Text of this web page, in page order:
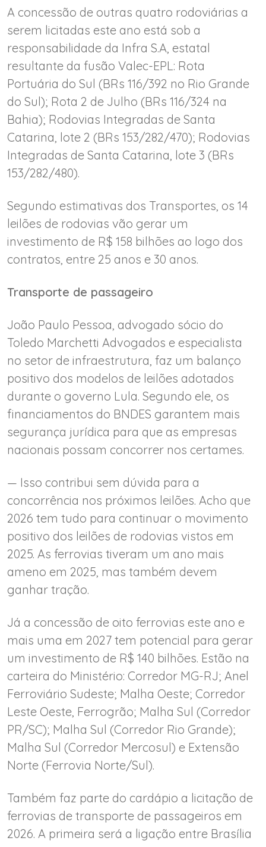
A concessão de outras quatro rodoviárias a
serem licitadas este ano está sob a
responsabilidade da Infra S.A, estatal
resultante da fusão Valec-EPL: Rota
Portuária do Sul (BRs 116/392 no Rio Grande
do Sul); Rota 2 de Julho (BRs 116/324 na
Bahia); Rodovias Integradas de Santa
Catarina, lote 2 (BRs 153/282/470); Rodovias
Integradas de Santa Catarina, lote 3 (BRs
153/282/480).
Segundo estimativas dos Transportes, os 14
leilões de rodovias vão gerar um
investimento de R$ 158 bilhões ao logo dos
contratos, entre 25 anos e 30 anos.
Transporte de passageiro
João Paulo Pessoa, advogado sócio do
Toledo Marchetti Advogados e especialista
no setor de infraestrutura, faz um balanço
positivo dos modelos de leilões adotados
durante o governo Lula. Segundo ele, os
financiamentos do BNDES garantem mais
segurança jurídica para que as empresas
nacionais possam concorrer nos certames.
— Isso contribui sem dúvida para a
concorrência nos próximos leilões. Acho que
2026 tem tudo para continuar o movimento
positivo dos leilões de rodovias vistos em
2025. As ferrovias tiveram um ano mais
ameno em 2025, mas também devem
ganhar tração.
Já a concessão de oito ferrovias este ano e
mais uma em 2027 tem potencial para gerar
um investimento de R$ 140 bilhões. Estão na
carteira do Ministério: Corredor MG-RJ; Anel
Ferroviário Sudeste; Malha Oeste; Corredor
Leste Oeste, Ferrogrão; Malha Sul (Corredor
PR/SC); Malha Sul (Corredor Rio Grande);
Malha Sul (Corredor Mercosul) e Extensão
Norte (Ferrovia Norte/Sul).
Também faz parte do cardápio a licitação de
ferrovias de transporte de passageiros em
2026. A primeira será a ligação entre Brasília